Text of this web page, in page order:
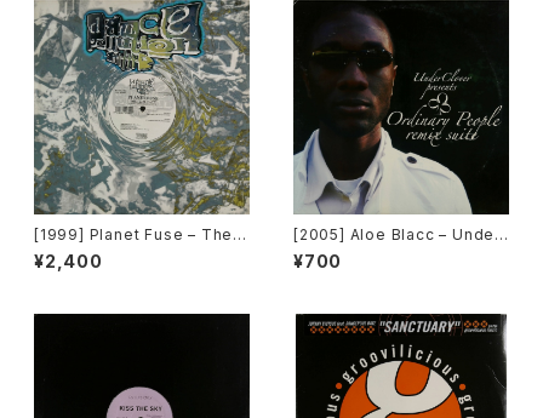
[1999] Planet Fuse – The R
eal Face [Dance Pollution]
¥2,400
[2005] Aloe Blacc – Under
Clover Presents Ordinary
People Remix Suite [Unde
¥700